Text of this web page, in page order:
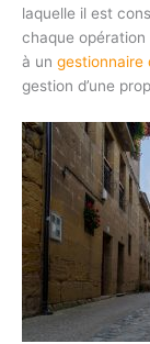
laquelle il est
chaque opération
à un gestionnaire
gestion d’une